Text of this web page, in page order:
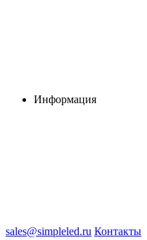
Информация
sales@simpleled.ru Контакты